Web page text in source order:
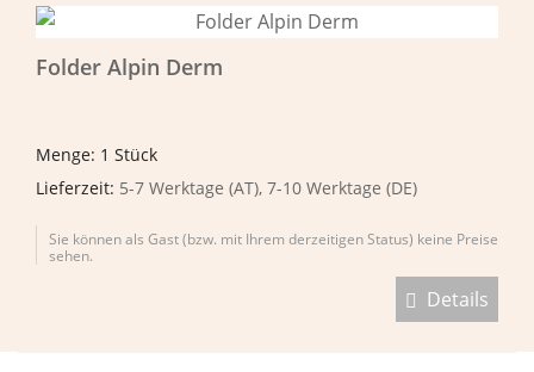
Folder Alpin Derm
Menge: 1 Stück
Lieferzeit: 5-7 Werktage (AT), 7-10 Werktage (DE)
Sie können als Gast (bzw. mit Ihrem derzeitigen Status) keine Preise
sehen.
Details